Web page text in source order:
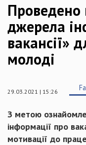
Проведено
джерела
вакансії»
молоді
29.03.2021 | 15:26
З метою
інформації про
мотивації до